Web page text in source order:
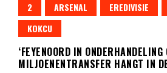
2 ARSENAL EREDIVISIE
KOKCU
‘FEYENOORD IN
MILJOENENTRANSFER HANGT IN